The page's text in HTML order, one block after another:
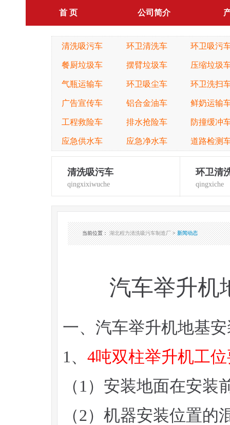
首 页 公司简介
清洗吸污车 环卫清洗车 环卫吸污
餐厨垃圾车 摆臂垃圾车 压缩垃圾
气瓶运输车 环卫吸尘车 环卫洗扫
广告宣传车 铝合金油车 鲜奶运输
工程救险车 排水抢险车 防撞缓冲
应急供水车 应急净水车 道路检测
清洗吸污车
qingxixiwuche
环卫清
qingxiche
当前位置：湖北程力清洗吸污车制造厂>新闻动态
汽车举升机
一、汽车举升机地基
1、 4吨双柱举升机工
（1）安装地面在安
（2）机器安装位置的